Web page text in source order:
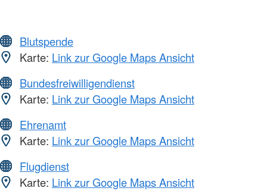
Blutspende
Karte: Link zur Google Maps Ansicht
Bundesfreiwilligendienst
Karte: Link zur Google Maps Ansicht
Ehrenamt
Karte: Link zur Google Maps Ansicht
Flugdienst
Karte: Link zur Google Maps Ansicht